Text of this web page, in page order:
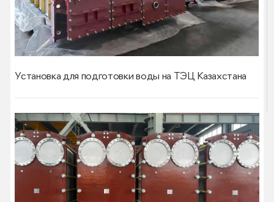
Установка для подготовки воды на ТЭЦ Казахстана